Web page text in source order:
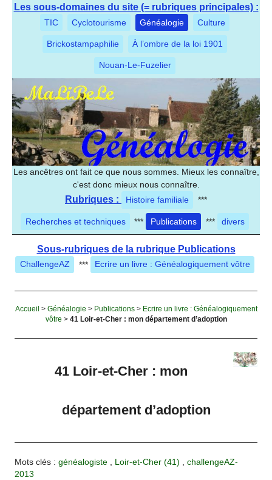
Les sous-domaines du site (= rubriques principales) :
TIC Cyclotourisme Généalogie Culture
Brickostampaphilie À l’ombre de la loi 1901
Nouan-Le-Fuzelier
Les ancêtres ont fait ce que nous sommes. Mieux les connaître,
c'est donc mieux nous connaître.
Rubriques : Histoire familiale ***
Recherches et techniques *** Publications *** divers
Sous-rubriques de la rubrique Publications
ChallengeAZ *** Ecrire un livre : Généalogiquement vôtre
Accueil > Généalogie > Publications> Ecrire un livre : Généalogiquement
vôtre > 41 Loir-et-Cher : mon département d’adoption
41 Loir-et-Cher : mon
département d’adoption
Mots clés :généalogiste , Loir-et-Cher (41) ,challengeAZ-
2013